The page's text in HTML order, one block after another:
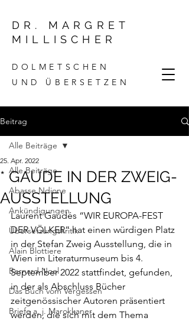
DR. MARGRET
MILLISCHER
DOLMETSCHEN
UND ÜBERSETZEN
Beitrag
Alle Beiträge
Abasse Ndione
Ankündigungen
Übersetzungskritik
Alain Blottiere
Bernard Noel
Das Buch vom Vergessen
Briefe a. j. Marokkaner
Alle Beiträge
* GAUDE IN DER ZWEIG-
AUSSTELLUNG
25. Apr. 2022
Laurent Gaudés “WIR EUROPA-FEST
DER VÖLKER” hat einen würdigen Platz
in der Stefan Zweig Ausstellung, die in
Wien im Literaturmuseum bis 4.
September 2022 stattfindet, gefunden,
in der als Abschluss Bücher
zeitgenössischer Autoren präsentiert
werden, die sich mit dem Thema